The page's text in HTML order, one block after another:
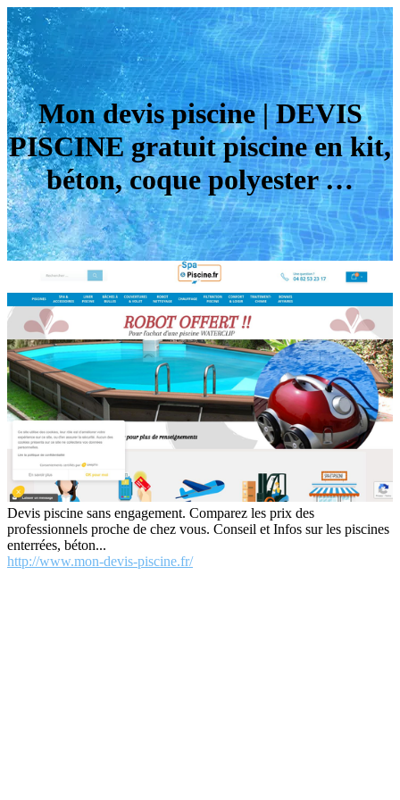
Mon devis piscine | DEVIS
PISCINE gratuit piscine en kit,
béton, coque polyester …
Devis piscine sans engagement. Comparez les prix des
professionnels proche de chez vous. Conseil et Infos sur les piscines
enterrées, béton...
http://www.mon-devis-piscine.fr/